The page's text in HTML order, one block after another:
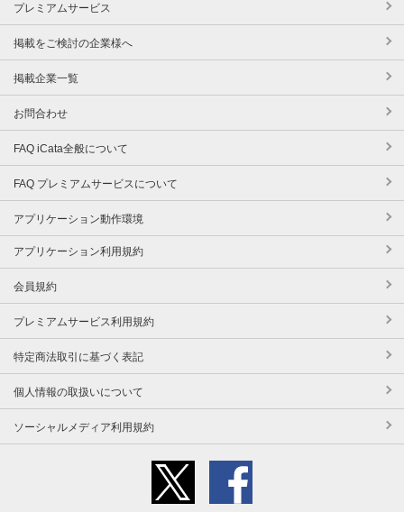
プレミアムサービス
掲載をご検討の企業様へ
掲載企業一覧
お問合わせ
FAQ iCata全般について
FAQ プレミアムサービスについて
アプリケーション動作環境
アプリケーション利用規約
会員規約
プレミアムサービス利用規約
特定商法取引に基づく表記
個人情報の取扱いについて
ソーシャルメディア利用規約